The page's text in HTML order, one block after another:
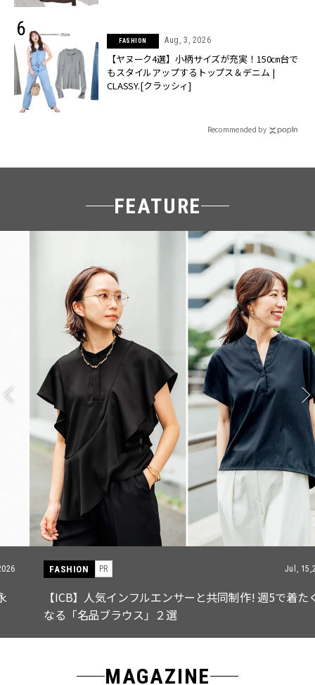
FASHION Aug, 3, 2026
【ヤヌーク4選】小柄サイズが充実！150㎝台で
もスタイルアップするトップス＆デニム |
CLASSY.[クラッシィ]
Recommended by
FEATURE
FASHION PR Jul, 15,2026
【ICB】人気インフルエンサーと共同制作! 週5で着たく
なる「名品ブラウス」２選
MAGAZINE